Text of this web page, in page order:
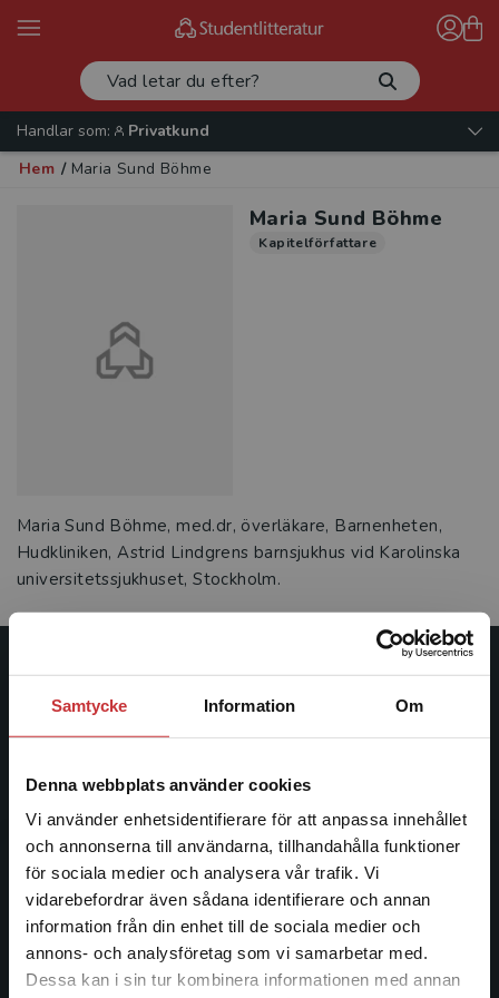
Samtycke Information Om
Denna webbplats använder cookies
Vi använder enhetsidentifierare för att anpassa innehållet
och annonserna till användarna, tillhandahålla funktioner
för sociala medier och analysera vår trafik. Vi
vidarebefordrar även sådana identifierare och annan
information från din enhet till de sociala medier och
annons- och analysföretag som vi samarbetar med.
Dessa kan i sin tur kombinera informationen med annan
Begränsad fraktregion
Handlar som:
Privatkund
Hem / Maria Sund Böhme
Maria Sund Böhme
Kapitelförfattare
Maria Sund Böhme, med.dr, överläkare, Barnenheten,
Hudkliniken, Astrid Lindgrens barnsjukhus vid Karolinska
universitetssjukhuset, Stockholm.
Studentlitteratur
Studentlitteratur grundades 1963 och är idag Sveriges
facklitteratur, utbildningar och digitala
informationstjänster i utbudet, finns Studentlitteratur med
längs hela kunskapsresan.
Kontakta oss
Kontakta oss